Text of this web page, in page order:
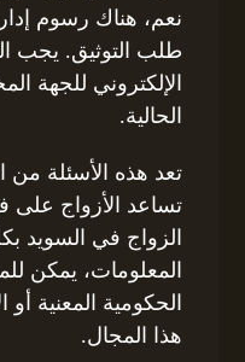
نعم، هناك رسوم
طلب التوثيق. يجب
الإلكتروني للجهة
الحالية.
تعد هذه الأسئلة من
تساعد الأزواج على
الزواج في السويد
المعلومات، يمكن
الحكومية المعنية
هذا المجال.